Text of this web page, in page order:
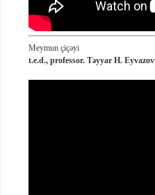
Meymun çiçəyi
t.e.d., professor. Təyyar H. Eyvazov